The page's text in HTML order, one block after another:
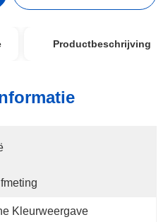
Productbeschrijving
Kleurweergave